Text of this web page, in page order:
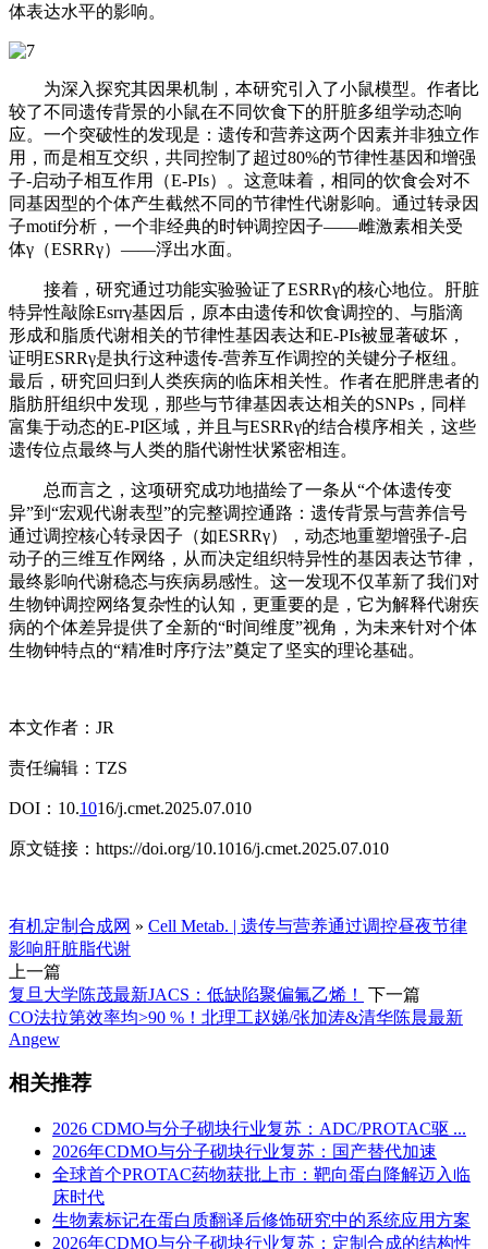
体表达水平的影响。
为深入探究其因果机制，本研究引入了小鼠模型。作者比
较了不同遗传背景的小鼠在不同饮食下的肝脏多组学动态响
应。一个突破性的发现是：遗传和营养这两个因素并非独立作
用，而是相互交织，共同控制了超过80%的节律性基因和增强
子-启动子相互作用（E-PIs）。这意味着，相同的饮食会对不
同基因型的个体产生截然不同的节律性代谢影响。通过转录因
子motif分析，一个非经典的时钟调控因子——雌激素相关受
体γ（ESRRγ）——浮出水面。
接着，研究通过功能实验验证了ESRRγ的核心地位。肝脏
特异性敲除Esrrγ基因后，原本由遗传和饮食调控的、与脂滴
形成和脂质代谢相关的节律性基因表达和E-PIs被显著破坏，
证明ESRRγ是执行这种遗传-营养互作调控的关键分子枢纽。
最后，研究回归到人类疾病的临床相关性。作者在肥胖患者的
脂肪肝组织中发现，那些与节律基因表达相关的SNPs，同样
富集于动态的E-PI区域，并且与ESRRγ的结合模序相关，这些
遗传位点最终与人类的脂代谢性状紧密相连。
总而言之，这项研究成功地描绘了一条从“个体遗传变
异”到“宏观代谢表型”的完整调控通路：遗传背景与营养信号
通过调控核心转录因子（如ESRRγ），动态地重塑增强子-启
动子的三维互作网络，从而决定组织特异性的基因表达节律，
最终影响代谢稳态与疾病易感性。这一发现不仅革新了我们对
生物钟调控网络复杂性的认知，更重要的是，它为解释代谢疾
病的个体差异提供了全新的“时间维度”视角，为未来针对个体
生物钟特点的“精准时序疗法”奠定了坚实的理论基础。
本文作者：JR
责任编辑：TZS
DOI：10.1016/j.cmet.2025.07.010
原文链接：https://doi.org/10.1016/j.cmet.2025.07.010
有机定制合成网 » Cell Metab. | 遗传与营养通过调控昼夜节律
影响肝脏脂代谢
上一篇
复旦大学陈茂最新JACS：低缺陷聚偏氟乙烯！
下一篇
CO法拉第效率均>90 %！北理工赵娣/张加涛&清华陈晨最新
Angew
相关推荐
2026 CDMO与分子砌块行业复苏：ADC/PROTAC驱 ...
2026年CDMO与分子砌块行业复苏：国产替代加速
全球首个PROTAC药物获批上市：靶向蛋白降解迈入临
床时代
生物素标记在蛋白质翻译后修饰研究中的系统应用方案
2026年CDMO与分子砌块行业复苏：定制合成的结构性